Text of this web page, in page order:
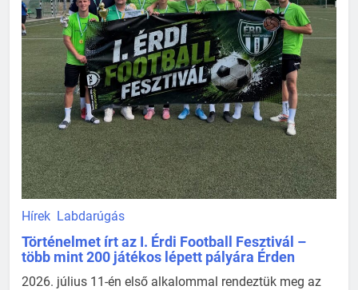
Hírek Labdarúgás
Történelmet írt az I. Érdi Football Fesztivál –
több mint 200 játékos lépett pályára Érden
2026. július 11-én első alkalommal rendeztük meg az